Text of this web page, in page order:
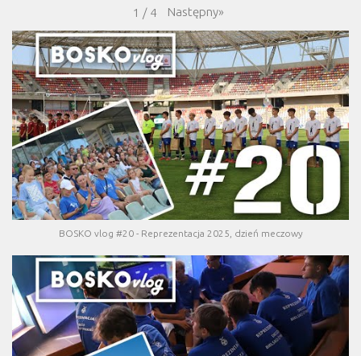
1 / 4 Następny»
BOSKO vlog #20 - Reprezentacja 2025, dzień meczowy